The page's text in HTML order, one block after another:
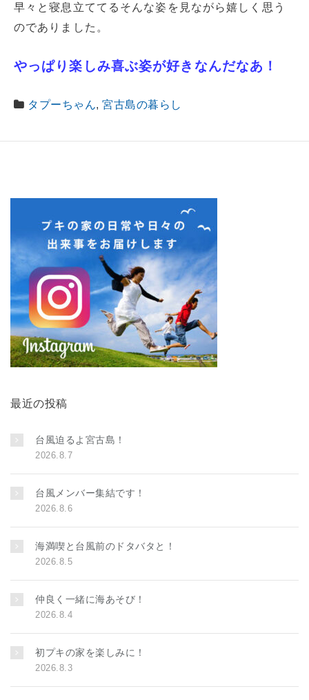
早々と寝息立ててるそんな姿を見ながら嬉しく思う
のでありました。
やっぱり楽しみ喜ぶ姿が好きなんだなあ！
タプーちゃん, 宮古島の暮らし
最近の投稿
台風迫るよ宮古島！
2026.8.7
台風メンバー集結です！
2026.8.6
海満喫と台風前のドタバタと！
2026.8.5
仲良く一緒に海あそび！
2026.8.4
初プキの家を楽しみに！
2026.8.3